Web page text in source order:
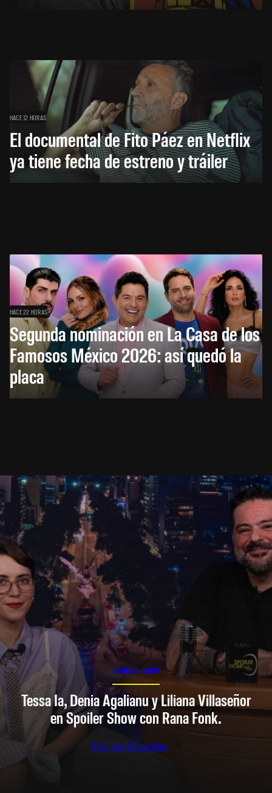
HACE 12 HORAS
El documental de Fito Páez en Netflix
ya tiene fecha de estreno y tráiler
HACE 22 HORAS
Segunda nominación en La Casa de los
Famosos México 2026: así quedó la
placa
SPOILER SHOW
Tessa Ia, Denia Agalianu y Liliana Villaseñor
en Spoiler Show con Rana Fonk.
Ver en Youtube